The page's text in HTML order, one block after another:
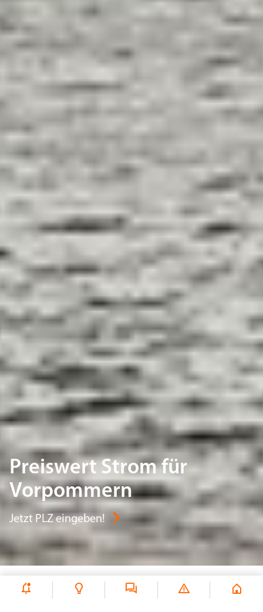
Preiswert Strom für
Vorpommern
Jetzt PLZ eingeben!
Schnelleinstiegspunkte